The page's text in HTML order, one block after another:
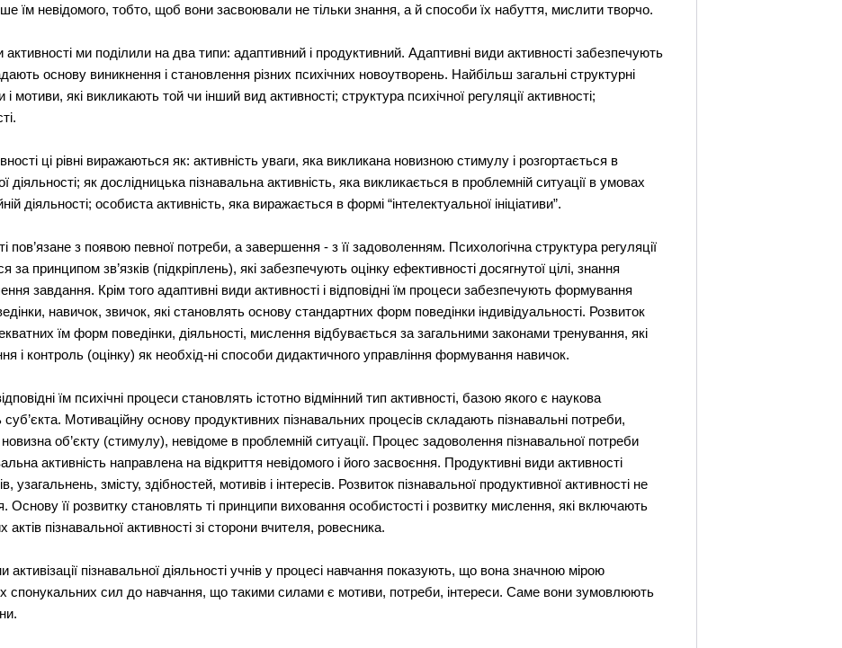
їм невідомого, тобто, щоб вони засвоювали не тільки знання, а й способи їх набуття, мислити творчо.
ми поділили на два типи: адаптивний і продуктивний. Адаптивні види активності забезпечують
основу виникнення і становлення різних психічних новоутворень. Найбільш загальні структурні
мотиви, які викликають той чи інший вид активності; структура психічної регуляції активності;
ці рівні виражаються як: активність уваги, яка викликана новизною стимулу і розгортається в
діяльності; як дослідницька пізнавальна активність, яка викликається в проблемній ситуації в умовах
діяльності; особиста активність, яка виражається в формі “інтелектуальної ініціативи”.
пов’язане з появою певної потреби, а завершення - з її задоволенням. Психологічна структура регуляції
за принципом зв’язків (підкріплень), які забезпечують оцінку ефективності досягнутої цілі, знання
завдання. Крім того адаптивні види активності і відповідні їм процеси забезпечують формування
навичок, звичок, які становлять основу стандартних форм поведінки індивідуальності. Розвиток
їм форм поведінки, діяльності, мислення відбувається за загальними законами тренування, які
і контроль (оцінку) як необхід-ні способи дидактичного управління формування навичок.
їм психічні процеси становлять істотно відмінний тип активності, базою якого є наукова
Мотиваційну основу продуктивних пізнавальних процесів складають пізнавальні потреби,
об’єкту (стимулу), невідоме в проблемній ситуації. Процес задоволення пізнавальної потреби
активність направлена на відкриття невідомого і його засвоєння. Продуктивні види активності
змісту, здібностей, мотивів і інтересів. Розвиток пізнавальної продуктивної активності не
Основу її розвитку становлять ті принципи виховання особистості і розвитку мислення, які включають
пізнавальної активності зі сторони вчителя, ровесника.
пізнавальної діяльності учнів у процесі навчання показують, що вона значною мірою
спонукальних сил до навчання, що такими силами є мотиви, потреби, інтереси. Саме вони зумовлюють